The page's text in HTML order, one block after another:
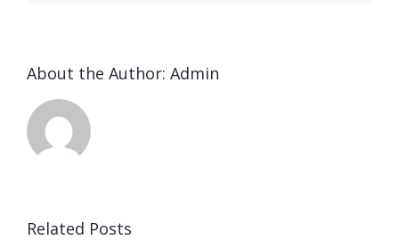
About the Author: Admin
Related Postsbeing